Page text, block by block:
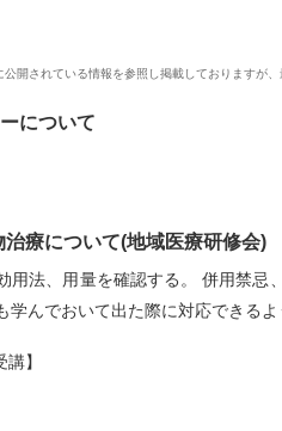
開されている情報を参照し掲載しておりますが
について
療について(地域医療研修会)
用法、用量を確認する。 併用禁
学んでおいて出た際に対応できる
】